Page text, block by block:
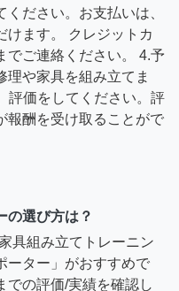
ださい。お支払いは、
けます。 クレジットカ
でご連絡ください。 4.予
理や家具を組み立てま
評価をしてください。評
報酬を受け取ることがで
の選び方は？
具組み立てトレーニン
ーター」がおすすめで
での評価/実績を確認し